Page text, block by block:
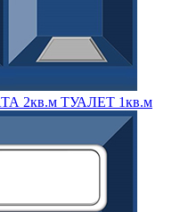
2кв.м ТУАЛЕТ 1кв.м